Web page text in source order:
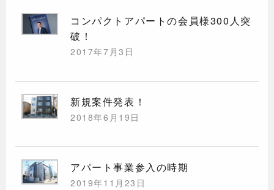
コンパクトアパートの会員様300人突
破！
2017年7月3日
新規案件発表！
2018年6月19日
アパート事業参入の時期
2019年11月23日